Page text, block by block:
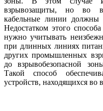
взрывозащиты, но во
кабельные линии должны
Недостатком этого
нужно учитывать
при длинных линиях
других промышленных
до взрывобезопасной
Такой способ
устройств, находящихся во